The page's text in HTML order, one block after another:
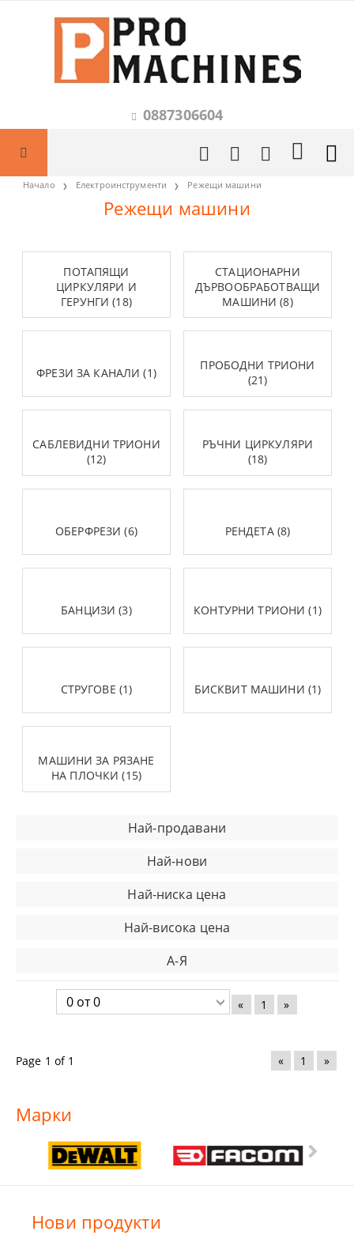
0887306604
Начало Електроинструменти Режещи машини
Режещи машини
ПОТАПЯЩИ
ЦИРКУЛЯРИ И
ГЕРУНГИ (18)
СТАЦИОНАРНИ
ДЪРВООБРАБОТВАЩИ
МАШИНИ (8)
ФРЕЗИ ЗА КАНАЛИ (1)
ПРОБОДНИ ТРИОНИ
(21)
САБЛЕВИДНИ ТРИОНИ
(12)
РЪЧНИ ЦИРКУЛЯРИ
(18)
ОБЕРФРЕЗИ (6) РЕНДЕТА (8)
БАНЦИЗИ (3) КОНТУРНИ ТРИОНИ (1)
СТРУГОВЕ (1) БИСКВИТ МАШИНИ (1)
МАШИНИ ЗА РЯЗАНЕ
НА ПЛОЧКИ (15)
Най-продавани
Най-нови
Най-ниска цена
Най-висока цена
А-Я
« 1 »
Page 1 of 1 « 1 »
Марки
Нови продукти